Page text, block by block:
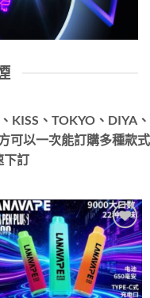
KISS、TOKYO、DIYA、
可以一次能訂購多種款式
下訂
Add to
wishlist